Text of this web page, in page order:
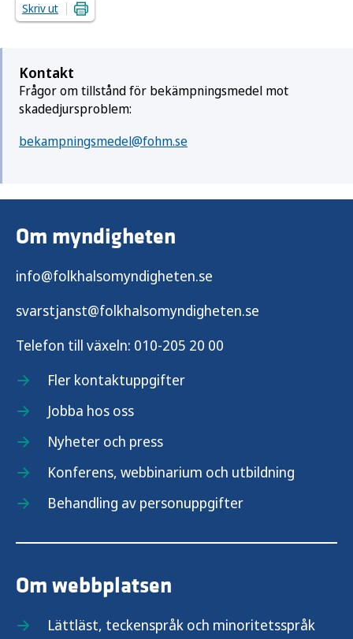
Skriv ut
Kontakt
Frågor om tillstånd för bekämpningsmedel mot
skadedjursproblem:
bekampningsmedel@fohm.se
Om myndigheten
info@folkhalsomyndigheten.se
svarstjanst@folkhalsomyndigheten.se
Telefon till växeln: 010-205 20 00
Fler kontaktuppgifter
Jobba hos oss
Nyheter och press
Konferens, webbinarium och utbildning
Behandling av personuppgifter
Om webbplatsen
Lättläst, teckenspråk och minoritetsspråk